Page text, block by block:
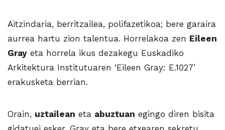
Aitzindaria, berritzailea, polifazetikoa; bere garaira
aurrea hartu zion talentua. Horrelakoa zen Eileen
Gray eta horrela ikus dezakegu Euskadiko
Arkitektura Institutuaren ‘Eileen Gray: E.1027’
erakusketa berrian.
Orain, uztailean eta abuztuan egingo diren bisita